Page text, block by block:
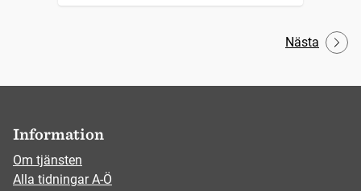
Nästa
Information
Om tjänsten
Alla tidningar A-Ö